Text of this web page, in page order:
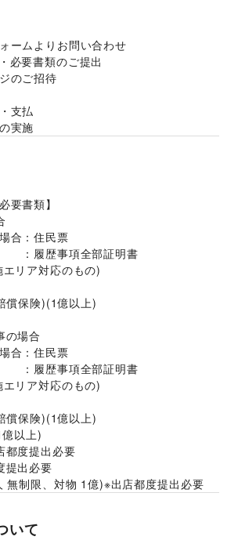
ームよりお問い合わせ
必要書類のご提出
のご招待
支払
実施
要書類】
合：住民票
　：履歴事項全部証明書
エリア対応のもの)
償保険)(1億以上)
の場合
合：住民票
　：履歴事項全部証明書
エリア対応のもの)
償保険)(1億以上)
以上)
都度提出必要
提出必要
無制限、対物 1億)※出店都度提出必要
いて